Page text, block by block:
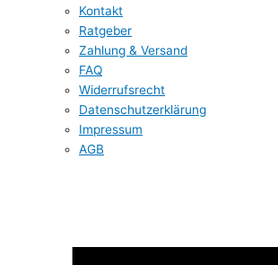
Kontakt
Ratgeber
Zahlung & Versand
FAQ
Widerrufsrecht
Datenschutzerklärung
Impressum
AGB